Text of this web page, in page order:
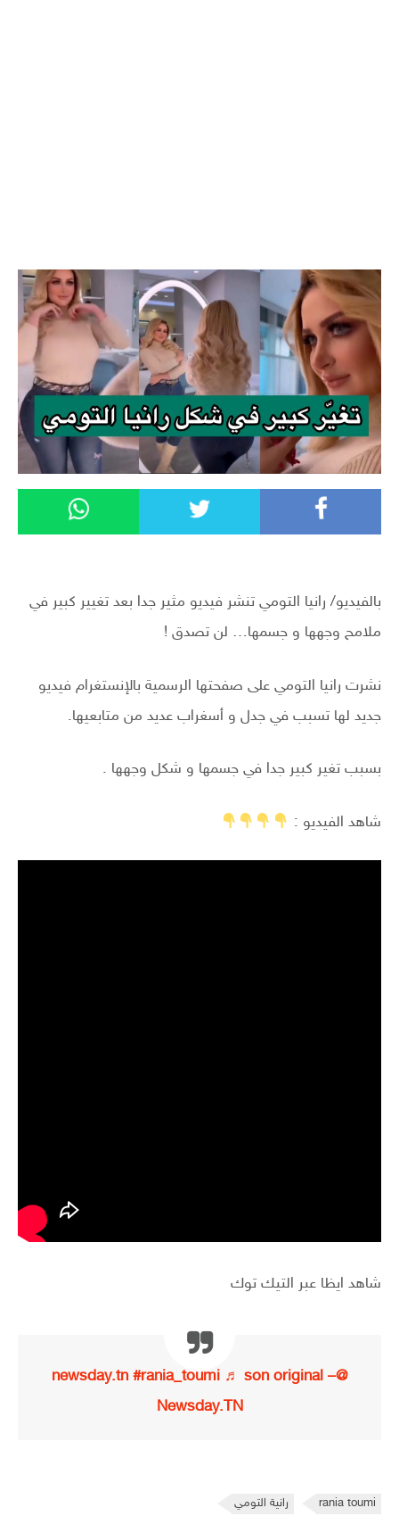
بالفيديو/ رانيا التومي تنشر فيديو مثير جدا بعد تغيير كبير في
ملامح وجهها و جسمها… لن تصدق !
نشرت رانيا التومي على صفحتها الرسمية بالإنستغرام فيديو
جديد لها تسبب في جدل و أسغراب عديد من متابعيها.
بسبب تغير كبير جدا في جسمها و شكل وجهها .
شاهد الفيديو :
شاهد ايظا عبر التيك توك
@newsday.tn
#rania_toumi ♬ son original –
Newsday.TN
rania toumi رانية التومي